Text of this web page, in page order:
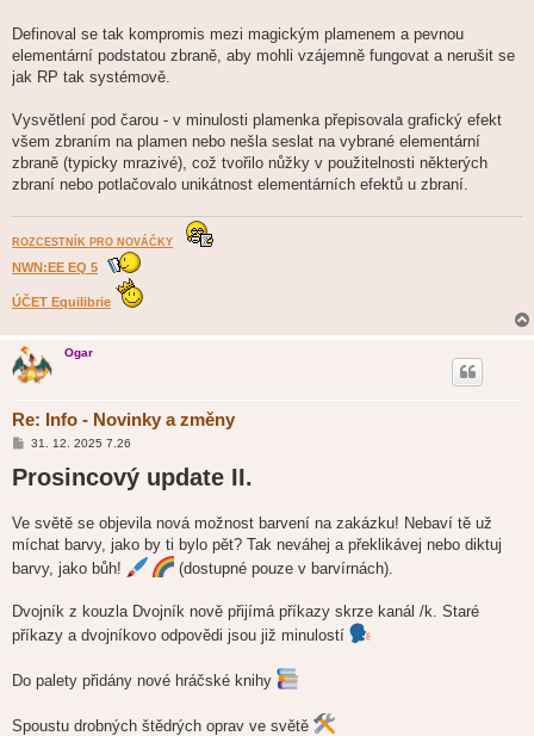
Definoval se tak kompromis mezi magickým plamenem a pevnou
elementární podstatou zbraně, aby mohli vzájemně fungovat a nerušit se
jak RP tak systémově.
Vysvětlení pod čarou - v minulosti plamenka přepisovala grafický efekt
všem zbraním na plamen nebo nešla seslat na vybrané elementární
zbraně (typicky mrazivé), což tvořilo nůžky v použitelnosti některých
zbraní nebo potlačovalo unikátnost elementárních efektů u zbraní.
ROZCESTNÍK PRO NOVÁČKY
NWN:EE EQ 5
ÚČET Equilibrie
Ogar
Re: Info - Novinky a změny
P
í
s
v
e
31. 12. 2025 7.26
Prosincový update II.
Ve světě se objevila nová možnost barvení na zakázku! Nebaví tě už
míchat barvy, jako by ti bylo pět? Tak neváhej a překlikávej nebo diktuj
barvy, jako bůh!
(dostupné pouze v barvírnách).
Dvojník z kouzla Dvojník nově přijímá příkazy skrze kanál /k. Staré
příkazy a dvojníkovo odpovědi jsou již minulostí
Do palety přidány nové hráčské knihy
Spoustu drobných štědrých oprav ve světě